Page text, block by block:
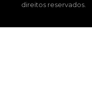
direitos reservados.